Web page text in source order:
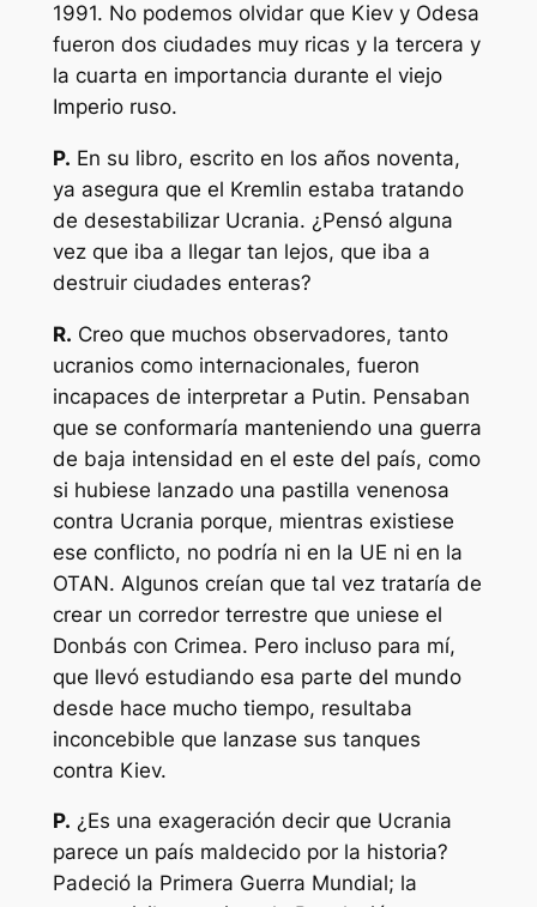
1991. No podemos olvidar que Kiev y Odesa
fueron dos ciudades muy ricas y la tercera y
la cuarta en importancia durante el viejo
Imperio ruso.
P. En su libro, escrito en los años noventa,
ya asegura que el Kremlin estaba tratando
de desestabilizar Ucrania. ¿Pensó alguna
vez que iba a llegar tan lejos, que iba a
destruir ciudades enteras?
R. Creo que muchos observadores, tanto
ucranios como internacionales, fueron
incapaces de interpretar a Putin. Pensaban
que se conformaría manteniendo una guerra
de baja intensidad en el este del país, como
si hubiese lanzado una pastilla venenosa
contra Ucrania porque, mientras existiese
ese conflicto, no podría ni en la UE ni en la
OTAN. Algunos creían que tal vez trataría de
crear un corredor terrestre que uniese el
Donbás con Crimea. Pero incluso para mí,
que llevó estudiando esa parte del mundo
desde hace mucho tiempo, resultaba
inconcebible que lanzase sus tanques
contra Kiev.
P. ¿Es una exageración decir que Ucrania
parece un país maldecido por la historia?
Padeció la Primera Guerra Mundial; la